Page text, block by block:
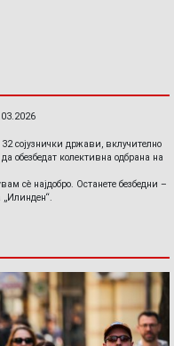
сојузнички држави, вклучително
обезбедат колективна одбрана на
сè најдобро. Останете безбедни –
„Илинден“.